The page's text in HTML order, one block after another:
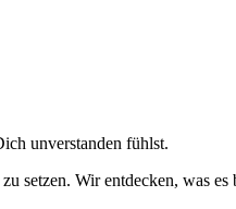
unverstanden fühlst.
setzen. Wir entdecken, was